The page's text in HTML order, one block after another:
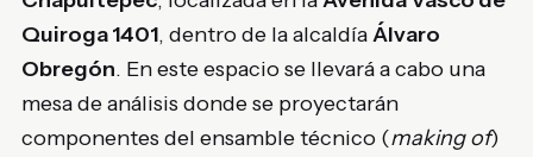
Quiroga 1401, dentro de la alcaldíaÁlvaro
Obregón. En este espacio se llevará a cabo una
mesa de análisis donde se proyectarán
componentes del ensamble técnico (making of)